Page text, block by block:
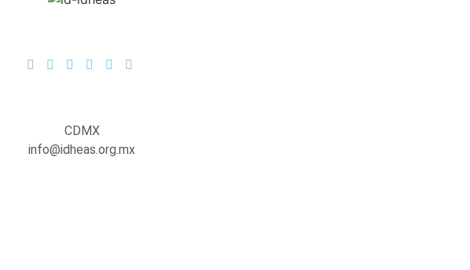
CDMX
info@idheas.org.mx